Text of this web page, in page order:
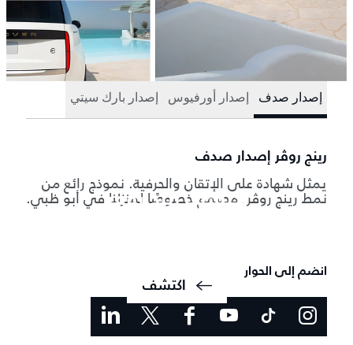
إصدار صدف إصدار أورفيوس إصدار بارك سيتي
رينج روڤر إصدار صدف
يمثل شهادة على الإتقان والحرفية. نموذج رائع من
نمط رينج روڤر، مصمم خصوصًا لمنزلنا في أبو ظبي.
اكتشف رينج روڤر
اكتشف
انضم إلى الحوار